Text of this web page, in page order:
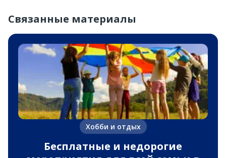
Связанные материалы
Хобби и отдых
Бесплатные и недорогие